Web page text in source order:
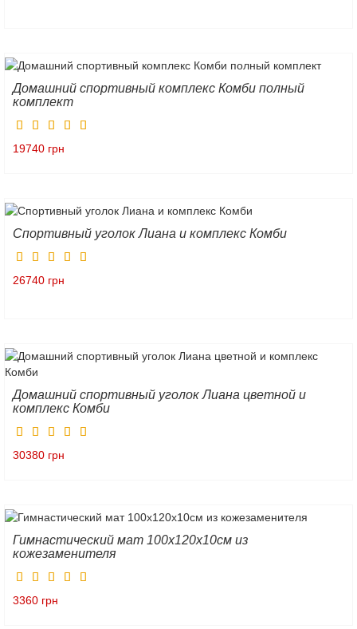
Домашний спортивный комплекс Комби полный
комплект
19740 грн
Спортивный уголок Лиана и комплекс Комби
26740 грн
Домашний спортивный уголок Лиана цветной и
комплекс Комби
30380 грн
Гимнастический мат 100х120х10см из
кожезаменителя
3360 грн